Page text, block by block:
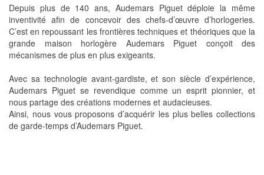
Depuis plus de 140 ans, Audemars Piguet déploie la même
inventivité afin de concevoir des chefs-d’œuvre d’horlogeries.
C’est en repoussant les frontières techniques et théoriques que la
grande maison horlogère Audemars Piguet conçoit des
mécanismes de plus en plus exigeants.
Avec sa technologie avant-gardiste, et son siècle d’expérience,
Audemars Piguet se revendique comme un esprit pionnier, et
nous partage des créations modernes et audacieuses.
Ainsi, nous vous proposons d’acquérir les plus belles collections
de garde-temps d’Audemars Piguet.